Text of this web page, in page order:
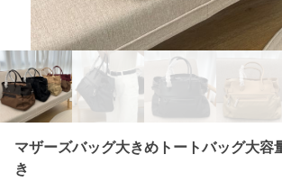
マザーズバッグ大きめトートバッグ大容
き